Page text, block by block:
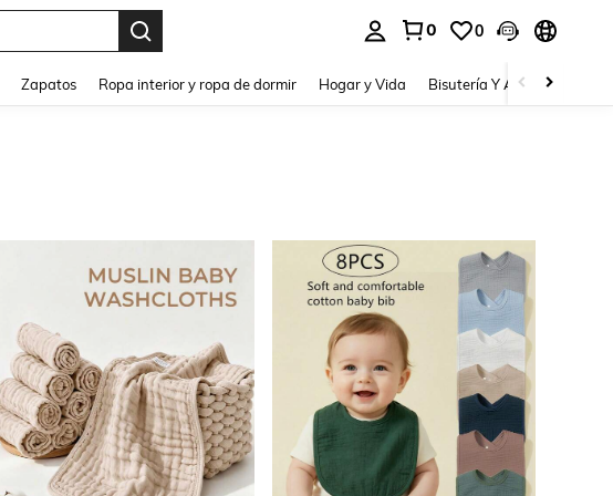
0 0
Zapatos Ropa interior y ropa de dormir Hogar y Vida Bisutería Y Accesorios